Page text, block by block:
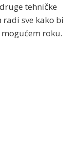
tehničke
radi sve kako bi
roku.